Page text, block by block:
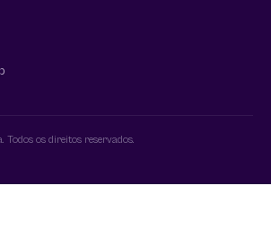
os direitos reservados.